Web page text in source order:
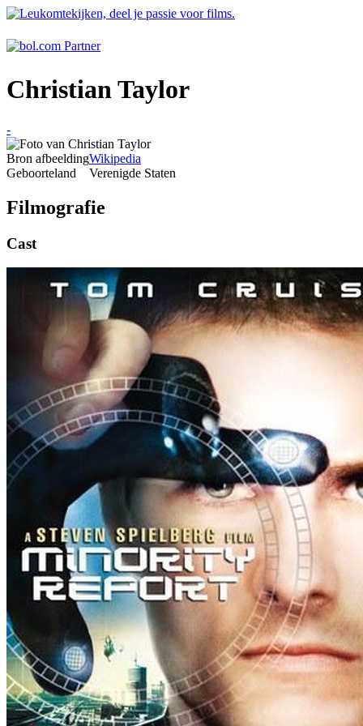
Christian Taylor
-
Bron afbeeldingWikipedia
Geboorteland
Verenigde Staten
Filmografie
Cast